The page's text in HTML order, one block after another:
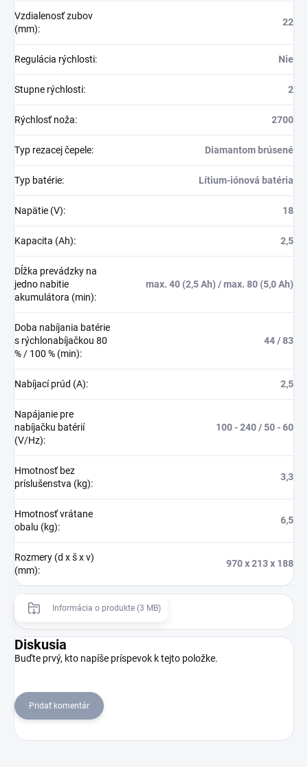
Vzdialenosť zubov
(mm):
22
Regulácia rýchlosti: Nie
Stupne rýchlosti: 2
Rýchlosť noža: 2700
Typ rezacej čepele: Diamantom brúsené
Typ batérie: Lítium-iónová batéria
Napätie (V): 18
Kapacita (Ah): 2,5
Dĺžka prevádzky na
jedno nabitie
akumulátora (min):
max. 40 (2,5 Ah) / max. 80 (5,0 Ah)
Doba nabíjania batérie
s rýchlonabíjačkou 80
% / 100 % (min):
44 / 83
Nabíjací prúd (A): 2,5
Napájanie pre
nabíjačku batérií
(V/Hz):
100 - 240 / 50 - 60
Hmotnosť bez
príslušenstva (kg):
3,3
Hmotnosť vrátane
obalu (kg):
6,5
Rozmery (d x š x v)
(mm):
970 x 213 x 188
Informácia o produkte (3 MB)
Diskusia
Buďte prvý, kto napíše príspevok k tejto položke.
Pridať komentár